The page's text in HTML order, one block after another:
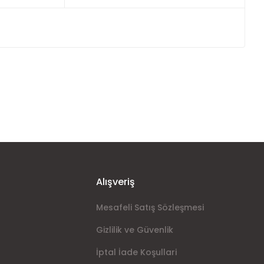
Alışveriş
Mesafeli Satış Sözleşmesi
Gizlilik ve Güvenlik
İptal İade Koşullari